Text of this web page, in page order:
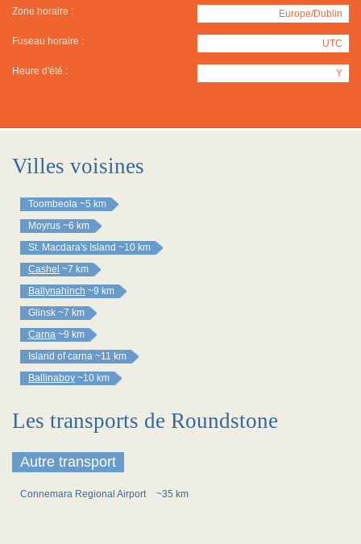
Zone horaire : Europe/Dublin
Fuseau horaire : UTC
Heure d'été : Y
Villes voisines
Toombeola ~5 km
Moyrus ~6 km
St. Macdara's Island ~10 km
Cashel ~7 km
Ballynahinch ~9 km
Glinsk ~7 km
Carna ~9 km
Island of carna ~11 km
Ballinaboy ~10 km
Les transports de Roundstone
Autre transport
Connemara Regional Airport ~35 km